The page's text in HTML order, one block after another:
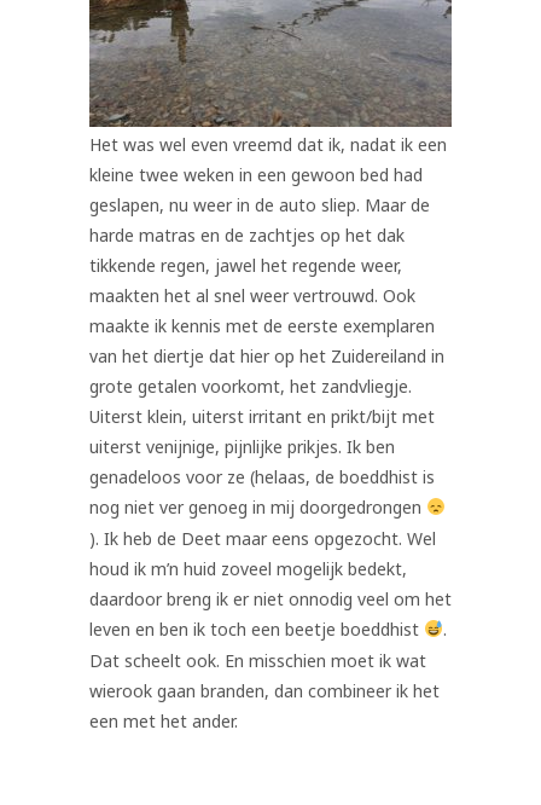
Het was wel even vreemd dat ik, nadat ik een
kleine twee weken in een gewoon bed had
geslapen, nu weer in de auto sliep. Maar de
harde matras en de zachtjes op het dak
tikkende regen, jawel het regende weer,
maakten het al snel weer vertrouwd. Ook
maakte ik kennis met de eerste exemplaren
van het diertje dat hier op het Zuidereiland in
grote getalen voorkomt, het zandvliegje.
Uiterst klein, uiterst irritant en prikt/bijt met
uiterst venijnige, pijnlijke prikjes. Ik ben
genadeloos voor ze (helaas, de boeddhist is
nog niet ver genoeg in mij doorgedrongen
). Ik heb de Deet maar eens opgezocht. Wel
houd ik m’n huid zoveel mogelijk bedekt,
daardoor breng ik er niet onnodig veel om het
leven en ben ik toch een beetje boeddhist
.
Dat scheelt ook. En misschien moet ik wat
wierook gaan branden, dan combineer ik het
een met het ander.